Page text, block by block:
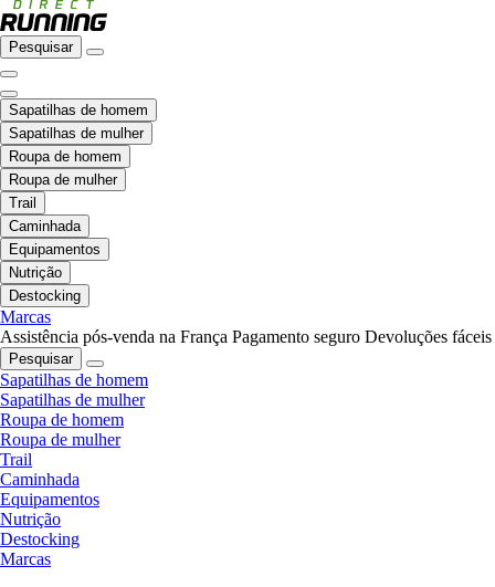
Pesquisar
Sapatilhas de homem
Sapatilhas de mulher
Roupa de homem
Roupa de mulher
Trail
Caminhada
Equipamentos
Nutrição
Destocking
Marcas
Assistência pós-venda na França Pagamento seguro Devoluções fáceis
Pesquisar
Sapatilhas de homem
Sapatilhas de mulher
Roupa de homem
Roupa de mulher
Trail
Caminhada
Equipamentos
Nutrição
Destocking
Marcas